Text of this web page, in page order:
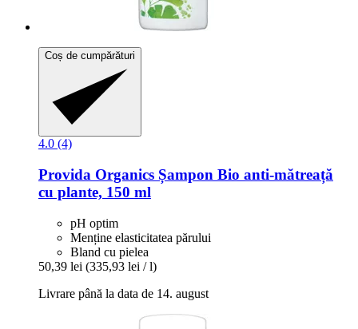
Coș de cumpărături
4.0 (4)
Provida Organics Șampon Bio anti-​mătreață
cu plante, 150 ml
pH optim
Menține elasticitatea părului
Bland cu pielea
50,39 lei (335,93 lei / l)
Livrare până la data de 14. august